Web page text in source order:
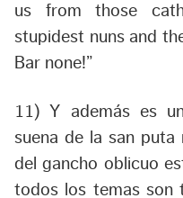
us from those
stupidest nuns and
Bar none!”
11) Y además es
suena de la san puta
del gancho oblicuo
todos los temas son